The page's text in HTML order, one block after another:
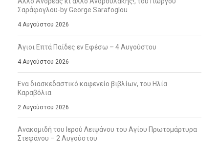
Σαράφογλου-by George Sarafoglou
4 Αυγούστου 2026
Άγιοι Επτά Παίδες εν Εφέσω – 4 Αυγούστου
4 Αυγούστου 2026
Ενα διασκεδαστικό καφενείο βιβλίων, του Ηλία
Καραβόλια
2 Αυγούστου 2026
Ανακομιδή του Ιερού Λειψάνου του Αγίου Πρωτομάρτυρα
Στεφάνου – 2 Αυγούστου